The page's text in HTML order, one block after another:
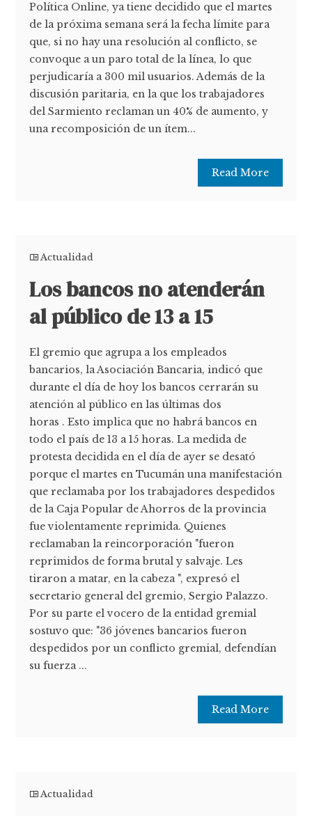
Política Online, ya tiene decidido que el martes
de la próxima semana será la fecha límite para
que, si no hay una resolución al conflicto, se
convoque a un paro total de la línea, lo que
perjudicaría a 300 mil usuarios. Además de la
discusión paritaria, en la que los trabajadores
del Sarmiento reclaman un 40% de aumento, y
una recomposición de un ítem...
Read More
Actualidad
Los bancos no atenderán
al público de 13 a 15
El gremio que agrupa a los empleados
bancarios, la Asociación Bancaria, indicó que
durante el día de hoy los bancos cerrarán su
atención al público en las últimas dos
horas . Esto implica que no habrá bancos en
todo el país de 13 a 15 horas. La medida de
protesta decidida en el día de ayer se desató
porque el martes en Tucumán una manifestación
que reclamaba por los trabajadores despedidos
de la Caja Popular de Ahorros de la provincia
fue violentamente reprimida. Quienes
reclamaban la reincorporación "fueron
reprimidos de forma brutal y salvaje. Les
tiraron a matar, en la cabeza ", expresó el
secretario general del gremio, Sergio Palazzo.
Por su parte el vocero de la entidad gremial
sostuvo que: "36 jóvenes bancarios fueron
despedidos por un conflicto gremial, defendían
su fuerza ...
Read More
Actualidad